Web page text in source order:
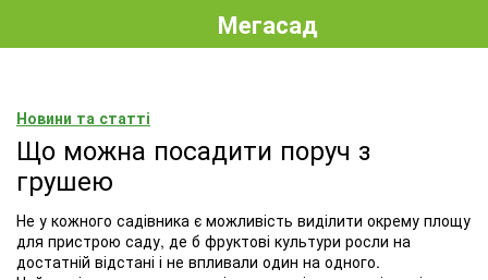
Мегасад
Новини та статті
Що можна посадити поруч з
грушею
Не у кожного садівника є можливість виділити окрему площу
для пристрою саду, де б фруктові культури росли на
достатній відстані і не впливали один на одного.